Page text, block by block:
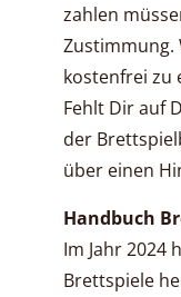
zahlen
Zustimmung.
kostenfrei zu
Fehlt Dir auf
der
über einen
Handbuch
Im Jahr 2024
Brettspiele